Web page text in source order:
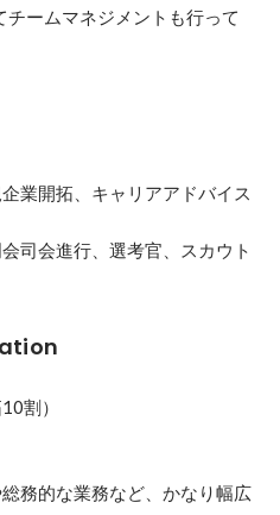
ームマネジメントも行って
業開拓、キャリアアドバイス
司会進行、選考官、スカウト
割）
務的な業務など、かなり幅広